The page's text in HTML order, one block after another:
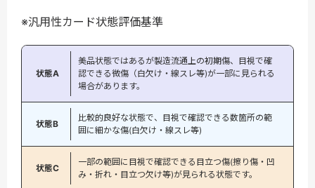
※汎用性カード状態評価基準
状態A
美品状態ではあるが製造流通上の初期傷、目視で確
認できる微傷（白欠け・線スレ等)が一部に見られる
場合があります。
状態B
比較的良好な状態で、目視で確認できる数箇所の範
囲に細かな傷(白欠け・線スレ等)
状態C
一部の範囲に目視で確認できる目立つ傷(擦り傷・凹
み・折れ・目立つ欠け等)が見られる状態です。